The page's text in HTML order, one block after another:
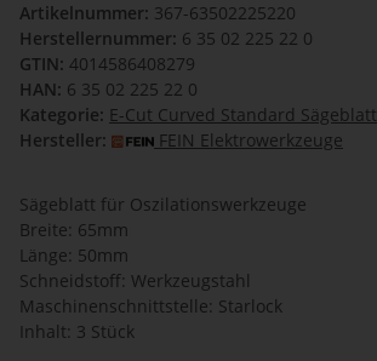
Artikelnummer: 367-63502225220
Herstellernummer: 6 35 02 225 22 0
GTIN: 4014586408279
HAN: 6 35 02 225 22 0
Kategorie: E-Cut Curved Standard Sägeblatt
Hersteller:
FEIN Elektrowerkzeuge
Sägeblatt für Oszilationswerkzeuge
Breite: 65mm
Länge: 50mm
Schneidstoff: Werkzeugstahl
Maschinenschnittstelle: Starlock
Inhalt: 3 Stück